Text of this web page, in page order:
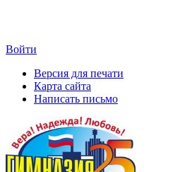
Войти
Версия для печати
Карта сайта
Написать письмо